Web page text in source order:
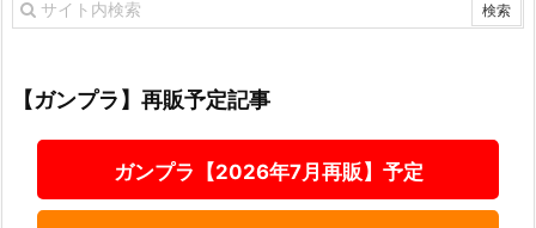
【ガンプラ】再販予定記事
ガンプラ【2026年7月再販】予定